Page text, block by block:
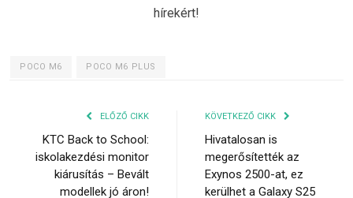
hírekért!
POCO M6 POCO M6 PLUS
ELŐZŐ CIKK
KTC Back to School:
iskolakezdési monitor
kiárusítás – Bevált
modellek jó áron!
KÖVETKEZŐ CIKK
Hivatalosan is
megerősítették az
Exynos 2500-at, ez
kerülhet a Galaxy S25